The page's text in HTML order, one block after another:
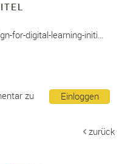
for-digital-learning-initi…
Einloggen
zu
zurück